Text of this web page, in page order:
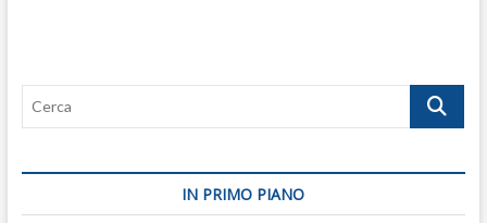
Cerca
IN PRIMO PIANO